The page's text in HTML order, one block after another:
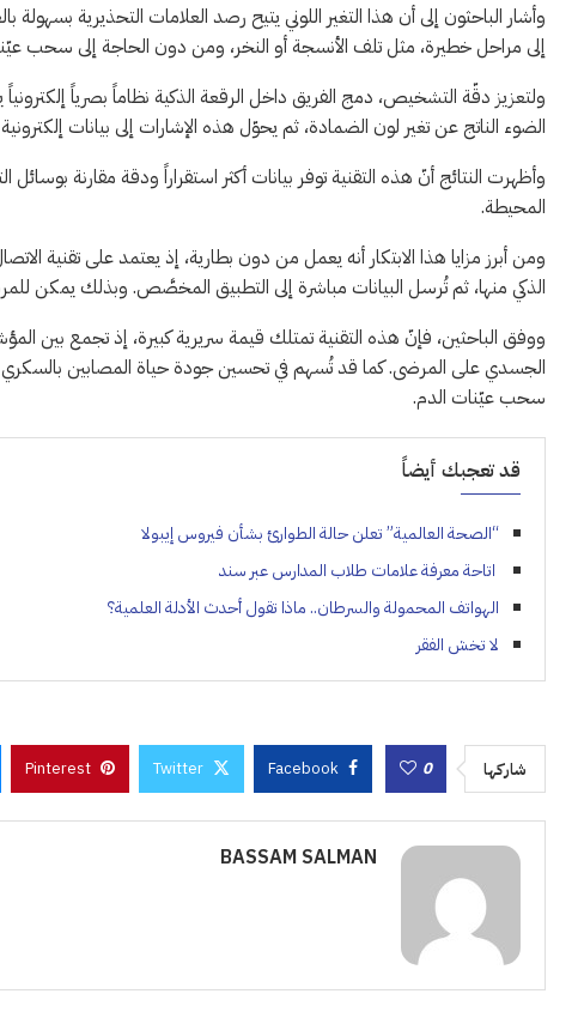
وأشار الباحثون إلى أن هذا التغير اللوني يتيح رصد العلامات التحذيرية
إلى مراحل خطيرة، مثل تلف الأنسجة أو النخر، ومن دون الحاجة إلى سحب
ولتعزيز دقّة التشخيص، دمج الفريق داخل الرقعة الذكية نظاماً بصرياً
الضوء الناتج عن تغير لون الضمادة، ثم يحوّل هذه الإشارات إلى بيانات
وأظهرت النتائج أنّ هذه التقنية توفر بيانات أكثر استقراراً ودقة مقارنة بوسائل
المحيطة.
ومن أبرز مزايا هذا الابتكار أنه يعمل من دون بطارية، إذ يعتمد على تقنية
الذكي منها، ثم تُرسل البيانات مباشرة إلى التطبيق المخصَّص. وبذلك يمكن
ووفق الباحثين، فإنّ هذه التقنية تمتلك قيمة سريرية كبيرة، إذ تجمع بين
الجسدي على المرضى. كما قد تُسهم في تحسين جودة حياة المصابين بالسكري
سحب عيّنات الدم.
قد تعجبك أيضاً
“الصحة العالمية” تعلن حالة الطوارئ بشأن فيروس إيبولا
اتاحة معرفة علامات طلاب المدارس عبر سند
الهواتف المحمولة والسرطان.. ماذا تقول أحدث الأدلة العلمية؟
لا تخش الفقر
شاركها 0
Facebook
Twitter
Pinterest
BASSAM SALMAN